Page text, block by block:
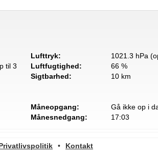
til 3
Lufttryk:
1021.3 hPa
Luftfugtighed:
66 %
Sigtbarhed:
10 km
Måneopgang:
Gå ikke op i
Månesnedgang:
17:03
•
Kontakt